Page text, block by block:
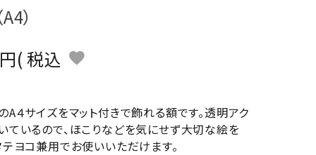
）
税込
A４サイズをマット付きで飾れる額です。透明アク
ているので、ほこりなどを気にせず大切な絵を
テヨコ兼用でお使いいただけます。